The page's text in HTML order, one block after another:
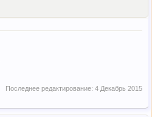
Последнее редактирование: 4 Декабрь 2015